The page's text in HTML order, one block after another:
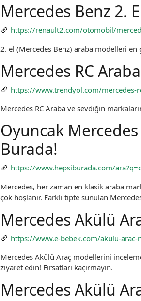
Mercedes Benz 2.
https://renault2.com/otomobil/
2. el (Mercedes Benz) araba modelleri en
Mercedes RC
https://www.trendyol.com/mercedes-
Mercedes RC Araba ve sevdiğin
Oyuncak
Burada!
https://www.hepsiburada.com/
Mercedes, her zaman en klasik araba
çok hoşlanır. Farklı tipte sunulan
Mercedes Akülü
https://www.e-bebek.com/akulu-arac-
Mercedes Akülü Araç modellerini
ziyaret edin! Fırsatları kaçırmayın.
Mercedes Akülü